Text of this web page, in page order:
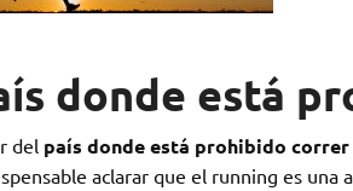
donde está
del país donde está prohibido correr
aclarar que el running es